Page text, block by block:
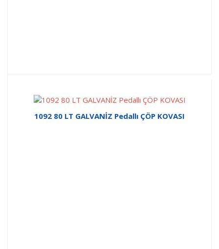
1092 80 LT GALVANİZ Pedallı ÇÖP KOVASI